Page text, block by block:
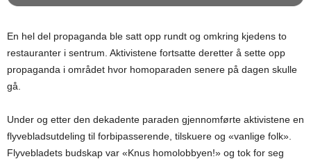
En hel del propaganda ble satt opp rundt og omkring kjedens to
restauranter i sentrum. Aktivistene fortsatte deretter å sette opp
propaganda i området hvor homoparaden senere på dagen skulle
gå.
Under og etter den dekadente paraden gjennomførte aktivistene en
flyvebladsutdeling til forbipasserende, tilskuere og «vanlige folk».
Flyvebladets budskap var «Knus homolobbyen!» og tok for seg